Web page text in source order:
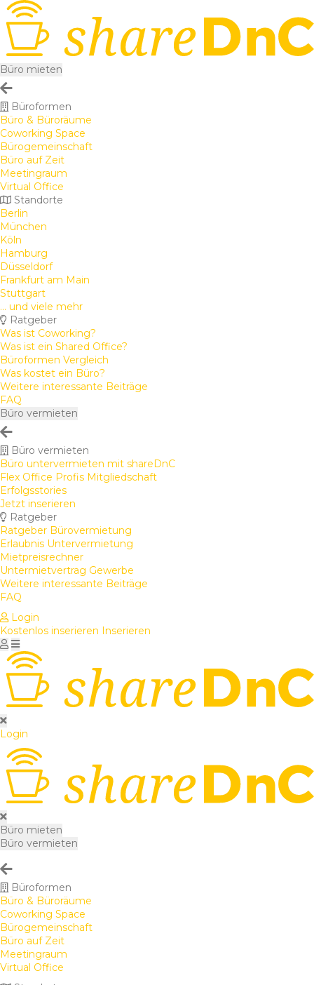
Büro mieten
Büroformen
Büro & Büroräume
Coworking Space
Bürogemeinschaft
Büro auf Zeit
Meetingraum
Virtual Office
Standorte
Berlin
München
Köln
Hamburg
Düsseldorf
Frankfurt am Main
Stuttgart
... und viele mehr
Ratgeber
Was ist Coworking?
Was ist ein Shared Office?
Büroformen Vergleich
Was kostet ein Büro?
Weitere interessante Beiträge
FAQ
Büro vermieten
Büro vermieten
Büro untervermieten mit shareDnC
Flex Office Profis Mitgliedschaft
Erfolgsstories
Jetzt inserieren
Ratgeber
Ratgeber Bürovermietung
Erlaubnis Untervermietung
Mietpreisrechner
Untermietvertrag Gewerbe
Weitere interessante Beiträge
FAQ
Login
Kostenlos inserieren Inserieren
Login
Büro mieten
Büro vermieten
Büroformen
Büro & Büroräume
Coworking Space
Bürogemeinschaft
Büro auf Zeit
Meetingraum
Virtual Office